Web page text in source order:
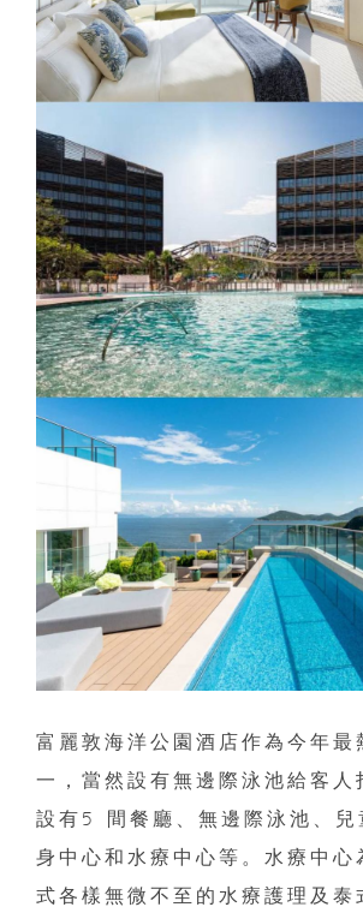
富麗敦海洋公園酒店作為今年最
一，當然設有無邊際泳池給客人
設有5 間餐廳、無邊際泳池、兒
身中心和水療中心等。水療中心
式各樣無微不至的水療護理及泰